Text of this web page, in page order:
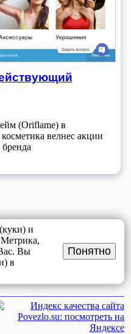
(Oriflame) в
велнес акции
и
Вы
в
Понятно